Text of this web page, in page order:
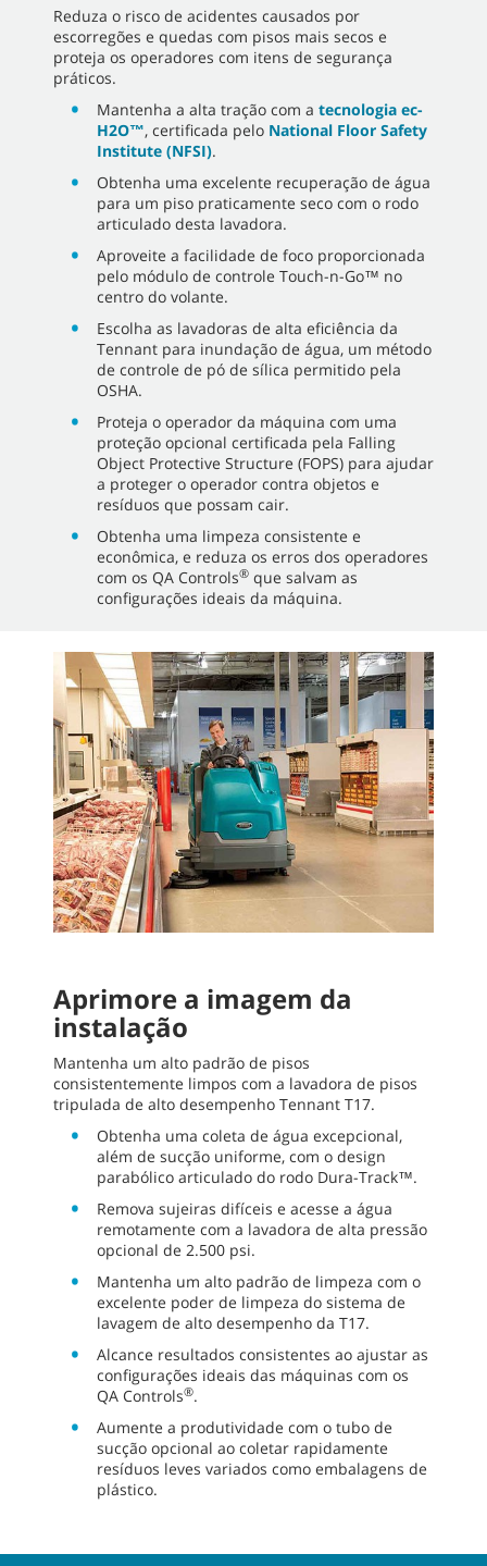
Reduza o risco de acidentes causados por
escorregões e quedas com pisos mais secos e
proteja os operadores com itens de segurança
práticos.
Mantenha a alta tração com a tecnologia ec-
H2O™, certificada pelo National Floor Safety
Institute (NFSI).
Obtenha uma excelente recuperação de água
para um piso praticamente seco com o rodo
articulado desta lavadora.
Aproveite a facilidade de foco proporcionada
pelo módulo de controle Touch-n-Go™ no
centro do volante.
Escolha as lavadoras de alta eficiência da
Tennant para inundação de água, um método
de controle de pó de sílica permitido pela
OSHA.
Proteja o operador da máquina com uma
proteção opcional certificada pela Falling
Object Protective Structure (FOPS) para ajudar
a proteger o operador contra objetos e
resíduos que possam cair.
Obtenha uma limpeza consistente e
econômica, e reduza os erros dos operadores
com os QA Controls® que salvam as
configurações ideais da máquina.
Aprimore a imagem da
instalação
Mantenha um alto padrão de pisos
consistentemente limpos com a lavadora de pisos
tripulada de alto desempenho Tennant T17.
Obtenha uma coleta de água excepcional,
além de sucção uniforme, com o design
parabólico articulado do rodo Dura-Track™.
Remova sujeiras difíceis e acesse a água
remotamente com a lavadora de alta pressão
opcional de 2.500 psi.
Mantenha um alto padrão de limpeza com o
excelente poder de limpeza do sistema de
lavagem de alto desempenho da T17.
Alcance resultados consistentes ao ajustar as
configurações ideais das máquinas com os
QA Controls®.
Aumente a produtividade com o tubo de
sucção opcional ao coletar rapidamente
resíduos leves variados como embalagens de
plástico.